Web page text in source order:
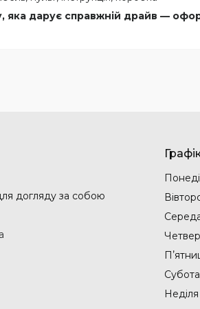
яка дарує справжній драйв —
догляду за собою
Четвер
Субота
Неділя